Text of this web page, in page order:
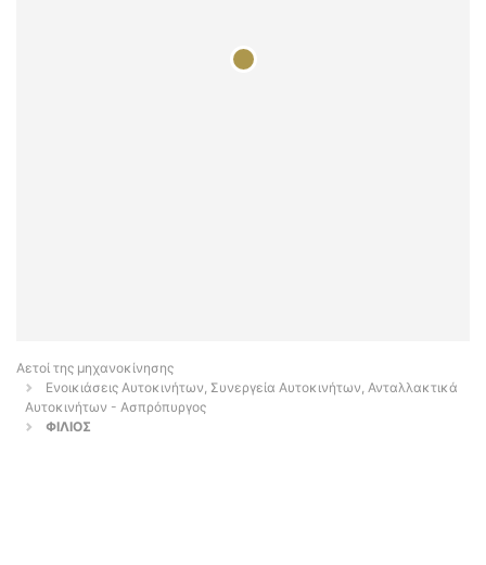
Αετοί της μηχανοκίνησης
Ενοικιάσεις Αυτοκινήτων, Συνεργεία Αυτοκινήτων, Ανταλλακτικά
Αυτοκινήτων - Ασπρόπυργος
ΦΙΛΙΟΣ